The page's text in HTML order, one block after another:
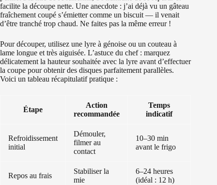
facilite la découpe nette. Une anecdote : j’ai déjà vu un gâteau
fraîchement coupé s’émietter comme un biscuit — il venait
d’être tranché trop chaud. Ne faites pas la même erreur !
Pour découper, utilisez une lyre à génoise ou un couteau à
lame longue et très aiguisée. L’astuce du chef : marquez
délicatement la hauteur souhaitée avec la lyre avant d’effectuer
la coupe pour obtenir des disques parfaitement parallèles.
Voici un tableau récapitulatif pratique :
Étape
Action
recommandée
Temps
indicatif
Refroidissement
initial
Démouler,
filmer au
contact
10–30 min
avant le frigo
Repos au frais
Stabiliser la
mie
6–24 heures
(idéal : 12 h)